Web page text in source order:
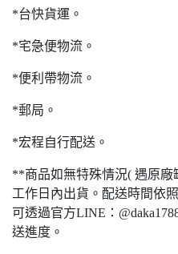
*台快貨運。
*宅急便物流。
*便利帶物流。
*郵局。
*宏程自行配送。
**商品如無特殊情況( 遇原廠
工作日內出貨。配送時間依
可透過官方LINE：
送進度。